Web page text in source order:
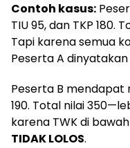
Contoh kasus:
TIU 95, dan TKP 180.
Tapi karena semua
Peserta A dinyatakan
Peserta B mendapat
190. Total nilai
karena TWK di
TIDAK LOLOS.